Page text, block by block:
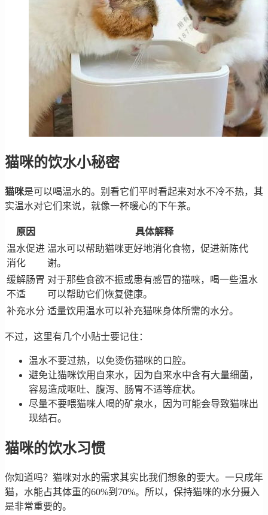
猫咪的饮水小秘密
猫咪是可以喝温水的。别看它们平时看起来对水不冷不热，其
实温水对它们来说，就像一杯暖心的下午茶。
原因
具体解释
温水促进
消化
温水可以帮助猫咪更好地消化食物，促进新陈代
谢。
缓解肠胃
不适
对于那些食欲不振或患有感冒的猫咪，喝一些温水
可以帮助它们恢复健康。
补充水分 适量饮用温水可以补充猫咪身体所需的水分。
不过，这里有几个小贴士要记住：
温水不要过热，以免烫伤猫咪的口腔。
避免让猫咪饮用自来水，因为自来水中含有大量细菌，
容易造成呕吐、腹泻、肠胃不适等症状。
尽量不要喂猫咪人喝的矿泉水，因为可能会导致猫咪出
现结石。
猫咪的饮水习惯
你知道吗？猫咪对水的需求其实比我们想象的要大。一只成年
猫，水能占其体重的60%到70%。所以，保持猫咪的水分摄入
是非常重要的。